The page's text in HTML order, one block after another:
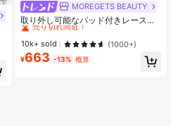
MOREGETS BEAUTY
取り外し可能なパッド付きレースキ
ャミソール、多用途ノースリーブア
ンダーシャツ、女性向け、新学期、
クリスマス、春節、カジュアルホワ
イトサマー、シック&エレガント
#1 ベストセラー
モスク 女性用タンクトップ&キャミス
売り切れ間近！
#1 ベストセラー
売り切れ間近！
#1 ベストセラー
売り切れ間近！
#1 ベストセラー
10k+ sold (1000+)
¥663 -13% 概算